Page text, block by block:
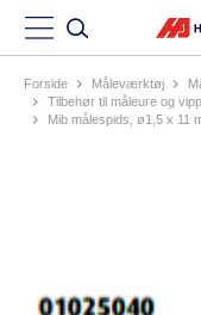
Forside måleværktøj
tilbehør til måleure og
mib målespids, ø1,5 x 11